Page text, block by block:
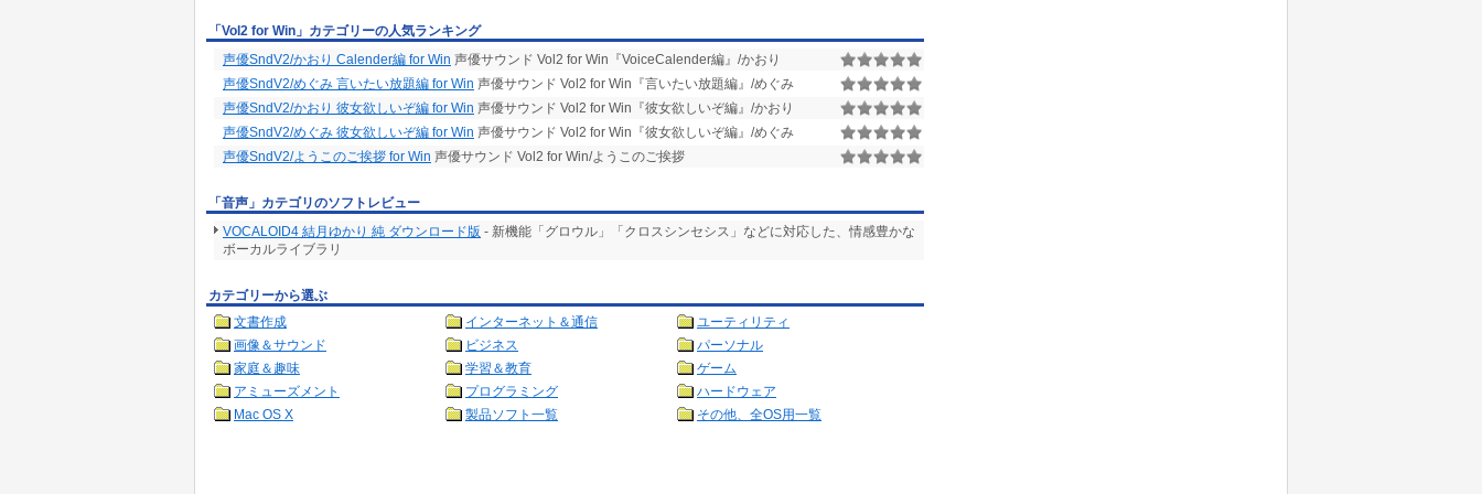
「Vol2 for Win」カテゴリーの人気ランキング
声優SndV2/かおり Calender編 for Win 声優サウンド Vol2 for Win『VoiceCalender編』/かおり
声優SndV2/めぐみ 言いたい放題編 for Win 声優サウンド Vol2 for Win『言いたい放題編』/めぐみ
声優SndV2/かおり 彼女欲しいぞ編 for Win 声優サウンド Vol2 for Win『彼女欲しいぞ編』/かおり
声優SndV2/めぐみ 彼女欲しいぞ編 for Win 声優サウンド Vol2 for Win『彼女欲しいぞ編』/めぐみ
声優SndV2/ようこのご挨拶 for Win 声優サウンド Vol2 for Win/ようこのご挨拶
「音声」カテゴリのソフトレビュー
VOCALOID4 結月ゆかり 純 ダウンロード版 - 新機能「グロウル」「クロスシンセシス」などに対応した、情感豊かな
ボーカルライブラリ
カテゴリーから選ぶ
文書作成
インターネット＆通信
ユーティリティ
画像＆サウンド
ビジネス
パーソナル
家庭＆趣味
学習＆教育
ゲーム
アミューズメント
プログラミング
ハードウェア
Mac OS X
製品ソフト一覧 その他、全OS用一覧